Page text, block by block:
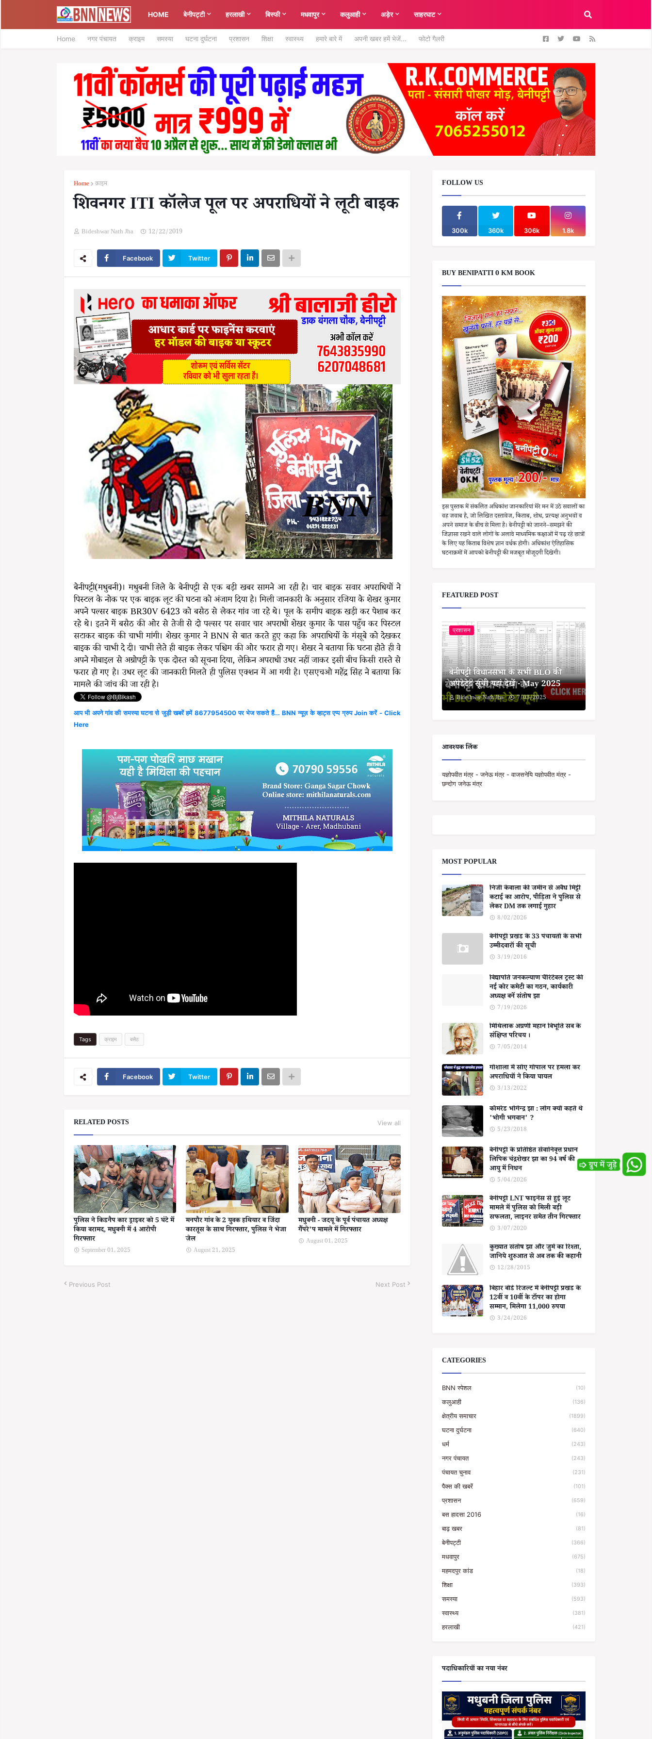
HOME बेनीपट्टी हरलाखी बिस्फी मधवापुर कलुआही अड़ेर साहरघाट
Home नगर पंचायत क्राइम समस्या घटना दुर्घटना प्रशासन शिक्षा स्वास्थ्य हमारे बारे में अपनी खबर हमें भेजें... फोटो गैलरी
Home क्राइम
शिवनगर ITI कॉलेज पूल पर अपराधियों ने लूटी बाइक
Bideshwar Nath Jha 12/22/2019
Facebook Twitter
बेनीपट्टी(मधुबनी)। मधुबनी जिले के बेनीपट्टी से एक बड़ी खबर सामने आ रही है। चार बाइक सवार अपराधियों ने
पिस्टल के नोक पर एक बाइक लूट की घटना को अंजाम दिया है। मिली जानकारी के अनुसार रजिया के शेखर कुमार
अपने पल्सर बाइक BR30V 6423 को बसैठ से लेकर गांव जा रहे थे। पूल के समीप बाइक खड़ी कर पेशाब कर
रहे थे। इतने में बसैठ की ओर से तेजी से दो पल्सर पर सवार चार अपराधी शेखर कुमार के पास पहुँच कर पिस्टल
सटाकर बाइक की चाभी मांगी। शेखर कुमार ने BNN से बात करते हुए कहा कि अपराधियों के मंसूबे को देखकर
बाइक की चाभी दे दी। चाभी लेते ही बाइक लेकर पश्चिम की ओर फरार हो गए। शेखर ने बताया कि घटना होते ही वे
अपने मोबाइल से अग्रोपट्टी के एक दोस्त को सूचना दिया, लेकिन अपराधी उधर नहीं जाकर इसी बीच किसी रास्ते से
फरार हो गए है। उधर लूट की जानकारी मिलते ही पुलिस एक्शन में आ गयी है। एसएचओ महेंद्र सिंह ने बताया कि
मामले की जांच की जा रही है।
आप भी अपने गांव की समस्या घटना से जुड़ी खबरें हमें 8677954500 पर भेज सकते हैं... BNN न्यूज़ के व्हाट्स एप्प ग्रुप Join करें - Click
Here
Tags क्राइम बसैठ
Facebook Twitter
RELATED POSTS View all
पुलिस ने किडनैप कार ड्राइवर को 5 घंटे में
किया बरामद, मधुबनी में 4 आरोपी
गिरफ्तार
September 01, 2025
मनपौर गांव के 2 युवक हथियार व जिंदा
कारतूस के साथ गिरफ्तार, पुलिस ने भेजा
जेल
August 21, 2025
मधुबनी - जदयू के पूर्व पंचायत अध्यक्ष
गैंपरे'प मामले में गिरफ्तार
August 01, 2025
Previous Post Next Post
FOLLOW US
300k 360k 306k 1.8k
BUY BENIPATTI 0 KM BOOK
इस पुस्तक में संकलित अधिकांश जानकारियां मेरे मन में उठे सवालों का
वह जवाब है, जो लिखित दस्तावेज, किताब, शोध, प्रत्यक्ष अनुभवों व
अपने समाज के बीच से मिला है। बेनीपट्टी को जानने–समझने की
जिज्ञासा रखने वाले लोगों के अलावे माध्यमिक कक्षाओं में पढ़ रहे छात्रों
के लिए यह किताब विशेष ज्ञान वर्धक होगी। अधिकांश ऐतिहासिक
घटनाक्रमों में आपको बेनीपट्टी की मजबूत मौजूदगी दिखेगी।
FEATURED POST
प्रशासन
बेनीपट्टी विधानसभा के सभी BLO की
अपडेटेड सूची यहां देखें - May 2025
Bideshwar Nath Jha 7/03/2025
आवश्यक लिंक
यज्ञोपवीत मंत्र - जनेऊ मंत्र - वाजसनेयि यज्ञोपवीत मंत्र -
छन्दोग जनेऊ मंत्र
MOST POPULAR
निजी केवाला की जमीन से अवैध मिट्टी
कटाई का आरोप, पीड़िता ने पुलिस से
लेकर DM तक लगाई गुहार
8/02/2026
बेनीपट्टी प्रखंड के 33 पंचायतों के सभी
उम्मीदवारों की सूची
3/19/2016
विद्यापति जनकल्याण चैरिटेबल ट्रस्ट की
नई कोर कमेटी का गठन, कार्यकारी
अध्यक्ष बनें संतोष झा
7/19/2026
मिथिलाक अग्रणी महान बिभूति सब के
संक्षिप्त परिचय ।
7/05/2014
गोशाला में सोए गोपाल पर हमला कर
अपराधियों ने किया घायल
3/13/2022
कॉमरेड भोगेन्द्र झा : लोग क्यों कहते थे
'भोगी भगवान' ?
5/23/2018
बेनीपट्टी के प्रतिष्ठित सेवानिवृत्त प्रधान
लिपिक चंद्रशेखर झा का 94 वर्ष की
आयु में निधन
5/04/2026
बेनीपट्टी LNT फाइनेंस से हुई लूट
मामले में पुलिस को मिली बड़ी
सफलता, लाइनर समेत तीन गिरफ्तार
3/07/2020
कुख्यात संतोष झा और जुर्म का रिश्ता,
जानिये शुरुआत से अब तक की कहानी
12/28/2015
बिहार बोर्ड रिजल्ट में बेनीपट्टी प्रखंड के
12वीं व 10वीं के टॉपर का होगा
सम्मान, मिलेगा 11,000 रुपया
3/24/2026
CATEGORIES
BNN स्पेशल (10)
कलुआही (136)
क्षेत्रीय समाचार (1899)
घटना दुर्घटना (640)
धर्म (243)
नगर पंचायत (243)
पंचायत चुनाव (231)
पैक्स की खबरें (101)
प्रशासन (659)
बस हादसा 2016 (16)
बाढ़ खबर (81)
बेनीपट्टी (366)
मधवापुर (675)
महमदपुर कांड (18)
शिक्षा (393)
समस्या (593)
स्वास्थ्य (381)
हरलाखी (421)
पदाधिकारियों का नया नंबर